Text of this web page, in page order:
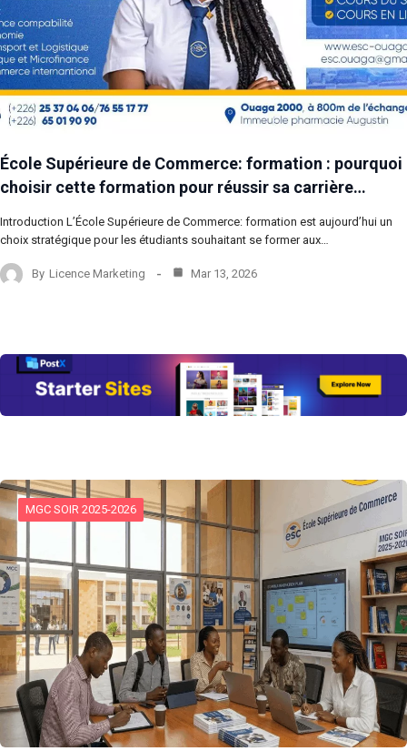
École Supérieure de Commerce: formation : pourquoi
choisir cette formation pour réussir sa carrière…
Introduction L’École Supérieure de Commerce: formation est aujourd’hui un
choix stratégique pour les étudiants souhaitant se former aux…
By Licence Marketing Mar 13, 2026
MGC SOIR 2025-2026